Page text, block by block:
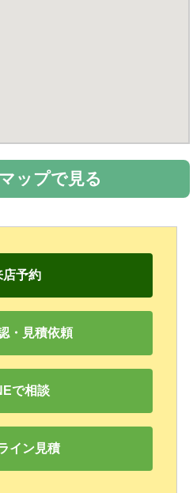
ップで見る
店予約
・見積依頼
で相談
イン見積